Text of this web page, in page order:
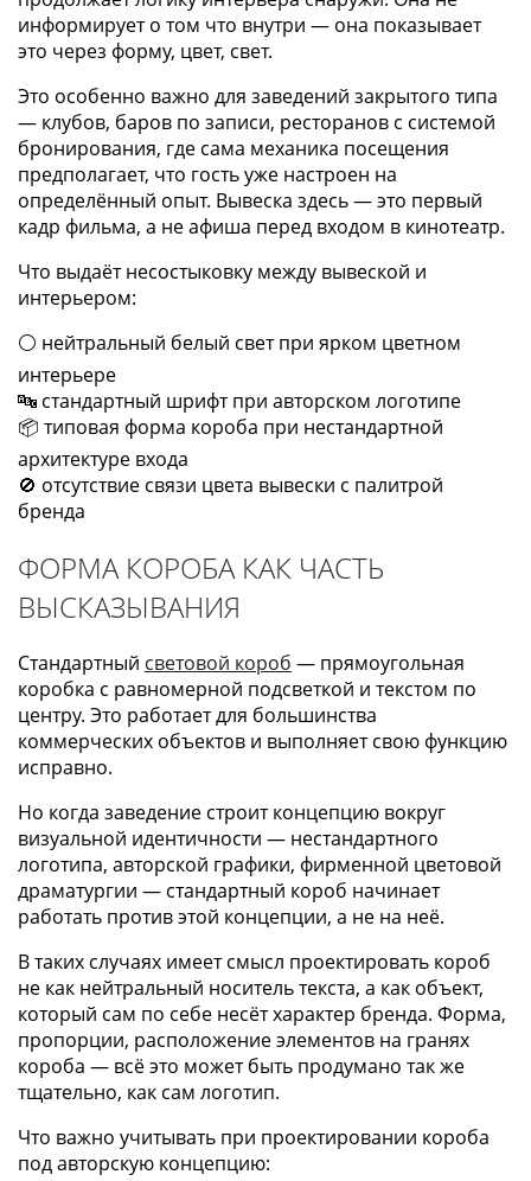
информирует о том что внутри — она показывает
это через форму, цвет, свет.
Это особенно важно для заведений закрытого типа
— клубов, баров по записи, ресторанов с системой
бронирования, где сама механика посещения
предполагает, что гость уже настроен на
определённый опыт. Вывеска здесь — это первый
кадр фильма, а не афиша перед входом в кинотеатр.
Что выдаёт несостыковку между вывеской и
интерьером:
⚪ нейтральный белый свет при ярком цветном
интерьере
🔤 стандартный шрифт при авторском логотипе
📦 типовая форма короба при нестандартной
архитектуре входа
🚫 отсутствие связи цвета вывески с палитрой
бренда
ФОРМА КОРОБА КАК ЧАСТЬ
ВЫСКАЗЫВАНИЯ
Стандартный световой короб — прямоугольная
коробка с равномерной подсветкой и текстом по
центру. Это работает для большинства
коммерческих объектов и выполняет свою функцию
исправно.
Но когда заведение строит концепцию вокруг
визуальной идентичности — нестандартного
логотипа, авторской графики, фирменной цветовой
драматургии — стандартный короб начинает
работать против этой концепции, а не на неё.
В таких случаях имеет смысл проектировать короб
не как нейтральный носитель текста, а как объект,
который сам по себе несёт характер бренда. Форма,
пропорции, расположение элементов на гранях
короба — всё это может быть продумано так же
тщательно, как сам логотип.
Что важно учитывать при проектировании короба
под авторскую концепцию: